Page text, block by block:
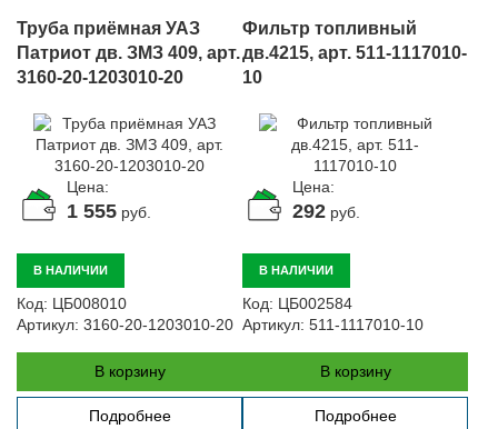
Труба приёмная УАЗ
Патриот дв. ЗМЗ 409, арт.
3160-20-1203010-20
Цена:
1 555 руб.
В НАЛИЧИИ
Код: ЦБ008010
Артикул: 3160-20-1203010-20
В корзину
Подробнее
Фильтр топливный
дв.4215, арт. 511-1117010-
10
Цена:
292 руб.
В НАЛИЧИИ
Код: ЦБ002584
Артикул: 511-1117010-10
В корзину
Подробнее